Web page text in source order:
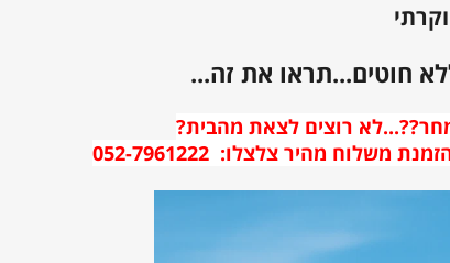
חוטים...תראו את זה...
רוצים לצאת מהבית?
מהיר צלצלו: 052-7961222